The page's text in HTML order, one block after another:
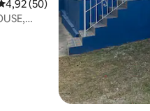
beoordeling van
4,92 (50)